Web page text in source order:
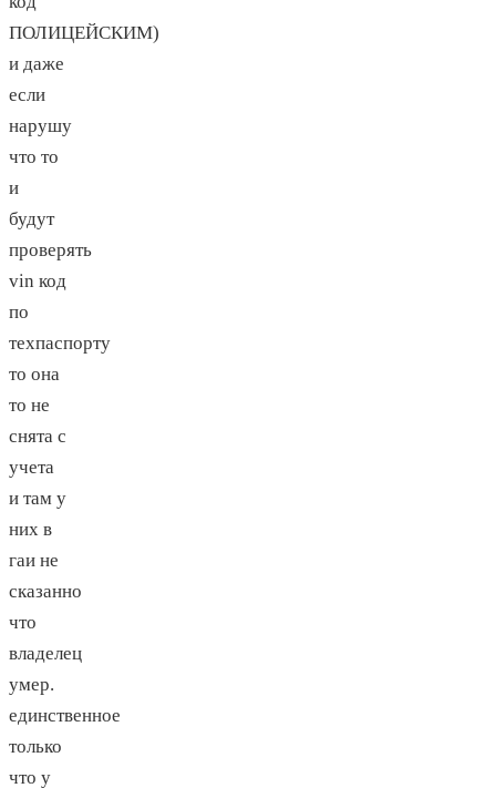
ПОЛИЦЕЙСКИМ)
и даже
если
нарушу
что то
и
будут
проверять
vin код
по
техпаспорту
то она
то не
снята с
учета
и там у
них в
гаи не
сказанно
что
владелец
умер.
единственное
только
что у